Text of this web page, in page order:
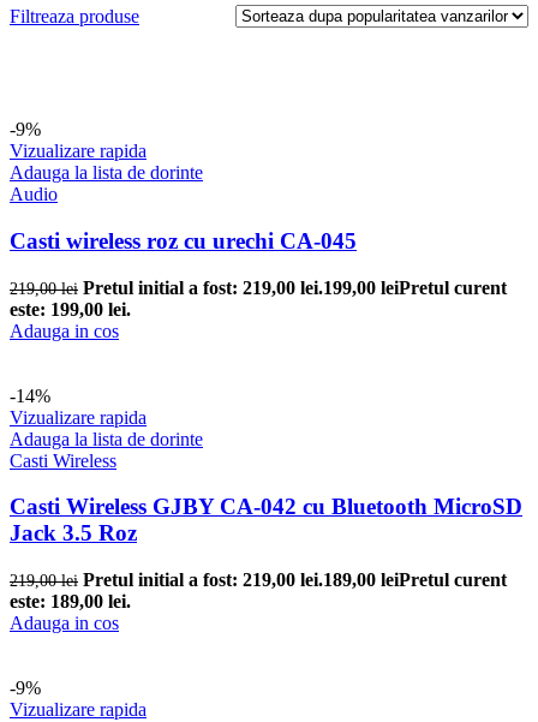
Filtreaza produse
-9%
Vizualizare rapida
Adauga la lista de dorinte
Audio
Casti wireless roz cu urechi CA-045
219,00lei Pretul initial a fost: 219,00 lei.199,00 leiPretul curent
este: 199,00 lei.
Adauga in cos
-14%
Vizualizare rapida
Adauga la lista de dorinte
Casti Wireless
Casti Wireless GJBY CA-042 cu Bluetooth MicroSD
Jack 3.5 Roz
219,00lei Pretul initial a fost: 219,00 lei.189,00 leiPretul curent
este: 189,00 lei.
Adauga in cos
-9%
Vizualizare rapida